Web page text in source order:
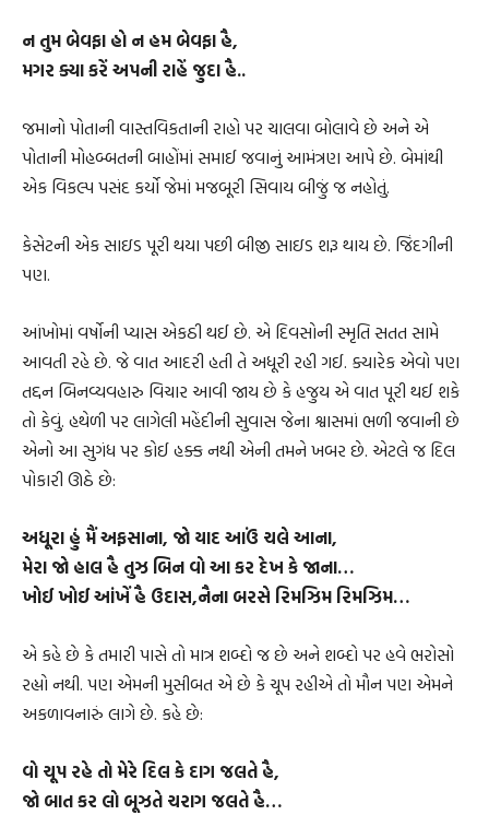
ન તુમ બેવફા હો ન હમ બેવફા હૈ,
મગર ક્યા કરેં અપની રાહેં જુદા હૈ..
જમાનો પોતાની વાસ્તવિકતાની રાહો પર ચાલવા બોલાવે છે અને એ
પોતાની મોહબ્બતની બાહોંમાં સમાઈ જવાનું આમંત્રણ આપે છે. બેમાંથી
એક વિકલ્પ પસંદ કર્યો જેમાં મજબૂરી સિવાય બીજું જ નહોતું.
કેસેટની એક સાઇડ પૂરી થયા પછી બીજી સાઇડ શરૂ થાય છે. જિંદગીની
પણ.
આંખોમાં વર્ષોની પ્યાસ એકઠી થઈ છે. એ દિવસોની સ્મૃતિ સતત સામે
આવતી રહે છે. જે વાત આદરી હતી તે અધૂરી રહી ગઈ. ક્યારેક એવો પણ
તદ્દન બિનવ્યવહારુ વિચાર આવી જાય છે કે હજુય એ વાત પૂરી થઈ શકે
તો કેવું. હથેળી પર લાગેલી મહેંદીની સુવાસ જેના શ્વાસમાં ભળી જવાની છે
એનો આ સુગંધ પર કોઈ હક્ક નથી એની તમને ખબર છે. એટલે જ દિલ
પોકારી ઊઠે છે:
અધૂરા હું મૈં અફસાના, જો યાદ આઉં ચલે આના,
મેરા જો હાલ હૈ તુઝ બિન વો આ કર દેખ કે જાના…
ખોઈ ખોઈ આંખેં હૈ ઉદાસ,નૈના બરસે રિમઝિમ રિમઝિમ…
એ કહે છે કે તમારી પાસે તો માત્ર શબ્દો જ છે અને શબ્દો પર હવે ભરોસો
રહ્યો નથી. પણ એમની મુસીબત એ છે કે ચૂપ રહીએ તો મૌન પણ એમને
અકળાવનારું લાગે છે. કહે છે:
વો ચૂપ રહે તો મેરે દિલ કે દાગ જલતે હૈ,
જો બાત કર લો બૂઝતે ચરાગ જલતે હૈ…